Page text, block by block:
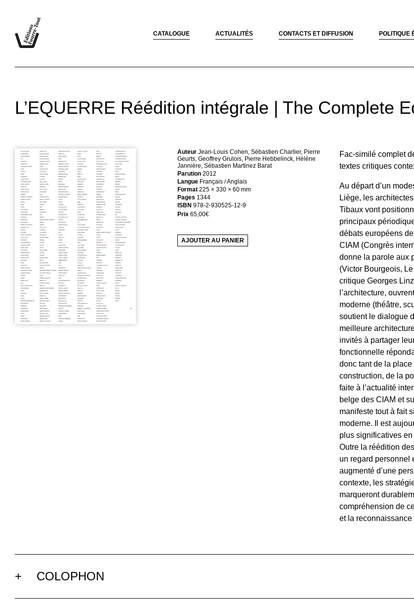
CATALOGUE ACTUALITÉS CONTACTS ET DIFFUSION POLITIQUE
L’EQUERRE Réédition intégrale | The Complete
AuteurJean-Louis Cohen, Sébastien Charlier, Pierre
Geurts, Geoffrey Grulois, Pierre Hebbelinck, Hélène
Jannière, Sébastien Martinez Barat
Parution2012
LangueFrançais / Anglais
Format225 × 330 × 60 mm
Pages 1344
ISBN 978-2-930525-12-9
Prix 65,00€
AJOUTER AU PANIER
Fac-similé complet
textes critiques
Au départ d’un
Liège, les
Tibaux vont
principaux
débats européens
CIAM (Congrès
donne la parole aux
(Victor Bourgeois,
critique Georges
l’architecture,
moderne (théâtre,
soutient le dialogue
meilleure
invités à partager
fonctionnelle
donc tant de la
construction, de la
faite à l’actualité
belge des CIAM et
manifeste tout à fait
moderne. Il est
plus significatives
Outre la réédition
un regard personnel
augmenté d’une
contexte, les
marqueront
compréhension de
et la reconnaissance
+ COLOPHON